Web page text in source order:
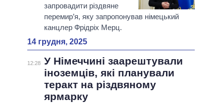
запровадити різдвяне
перемир’я, яку запропонував німецький
канцлер Фрідріх Мерц.
14 грудня, 2025
12:28 У Німеччині заарештували
іноземців, які планували
теракт на різдвяному
ярмарку